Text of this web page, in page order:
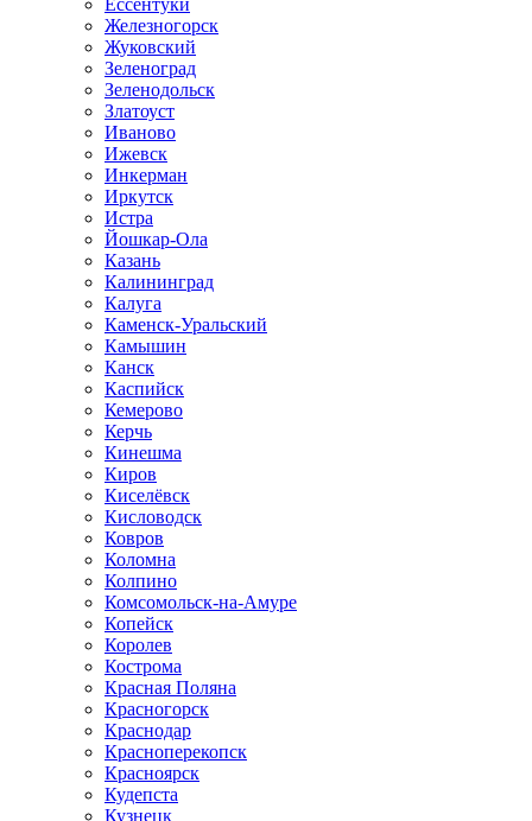
Ессентуки
Железногорск
Жуковский
Зеленоград
Зеленодольск
Златоуст
Иваново
Ижевск
Инкерман
Иркутск
Истра
Йошкар-Ола
Казань
Калининград
Калуга
Каменск-Уральский
Камышин
Канск
Каспийск
Кемерово
Керчь
Кинешма
Киров
Киселёвск
Кисловодск
Ковров
Коломна
Колпино
Комсомольск-на-Амуре
Копейск
Королев
Кострома
Красная Поляна
Красногорск
Краснодар
Красноперекопск
Красноярск
Кудепста
Кузнецк